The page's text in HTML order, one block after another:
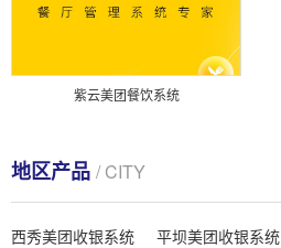
紫云美团餐饮系统
地区产品 / CITY
西秀美团收银系统 平坝美团收银系统